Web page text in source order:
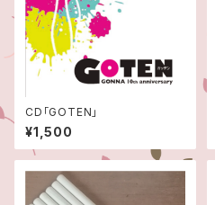
CD「GOTEN」
¥1,500